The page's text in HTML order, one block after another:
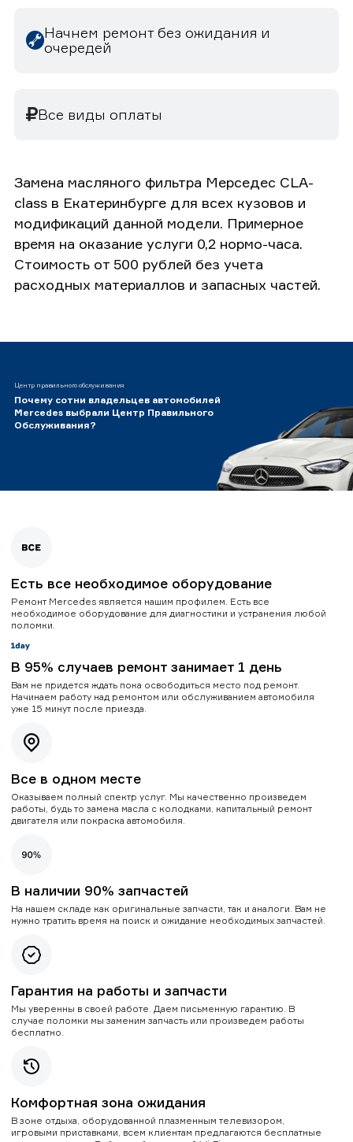
Начнем ремонт без ожидания и
очередей
Все виды оплаты
Замена масляного фильтра Мерседес CLA-
class в Екатеринбурге для всех кузовов и
модификаций данной модели. Примерное
время на оказание услуги 0,2 нормо-часа.
Стоимость от 500 рублей без учета
расходных материаллов и запасных частей.
Центр правильного обслуживания
Почему сотни владельцев автомобилей
Mercedes выбрали Центр Правильного
Обслуживания?
Есть все необходимое оборудование
Ремонт Mercedes является нашим профилем. Есть все
необходимое оборудование для диагностики и устранения любой
поломки.
В 95% случаев ремонт занимает 1 день
Вам не придется ждать пока освободиться место под ремонт.
Начинаем работу над ремонтом или обслуживанием автомобиля
уже 15 минут после приезда.
Все в одном месте
Оказываем полный спектр услуг. Мы качественно произведем
работы, будь то замена масла с колодками, капитальный ремонт
двигателя или покраска автомобиля.
В наличии 90% запчастей
На нашем складе как оригинальные запчасти, так и аналоги. Вам не
нужно тратить время на поиск и ожидание необходимых запчастей.
Гарантия на работы и запчасти
Мы уверенны в своей работе. Даем письменную гарантию. В
случае поломки мы заменим запчасть или произведем работы
бесплатно.
Комфортная зона ожидания
В зоне отдыха, оборудованной плазменным телевизором,
игровыми приставками, всем клиентам предлагаются бесплатные